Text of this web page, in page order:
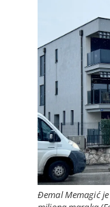
Đemal Memagić